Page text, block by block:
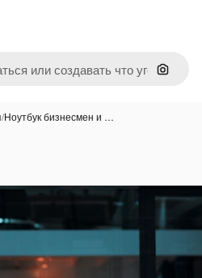
Поиск
/Ноутбук бизнесмен и …